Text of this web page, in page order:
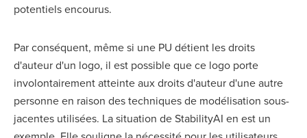
potentiels encourus.
Par conséquent, même si une PU détient les droits
d'auteur d'un logo, il est possible que ce logo porte
involontairement atteinte aux droits d'auteur d'une autre
personne en raison des techniques de modélisation sous-
jacentes utilisées. La situation de StabilityAI en est un